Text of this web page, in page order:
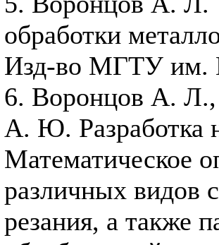
обработки
Изд-во МГТУ им.
6. Воронцов А.
А. Ю. Разработка
Математическое
различных видов
резания, а также